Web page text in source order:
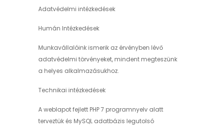
Adatvédelmi intézkedések
Humán Intézkedések
Munkavállalóink ismerik az érvényben lévő
adatvédelmi törvényeket, mindent megteszünk
a helyes alkalmazásukhoz.
Technikai intézkedések
A weblapot fejlett PHP 7 programnyelv alatt
terveztük és MySQL adatbázis legutolsó